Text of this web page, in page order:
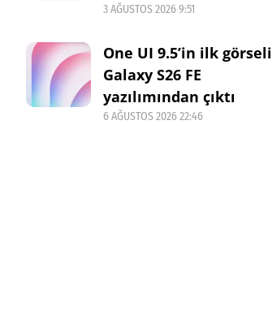
3 AĞUSTOS 2026 9:51
One UI 9.5’in ilk görseli
Galaxy S26 FE
yazılımından çıktı
6 AĞUSTOS 2026 22:46